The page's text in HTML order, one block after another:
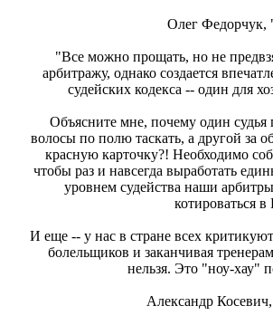
Олег Федорчук,
"Все можно прощать, но не
арбитражу, однако создается
судейских кодекса -- один для
Объясните мне, почему один судья
волосы по полю таскать, а другой за
красную карточку?! Необходимо
чтобы раз и навсегда выработать
уровнем судейства наши
котироваться
И еще -- у нас в стране всех
болельщиков и заканчивая
нельзя. Это "ноу-хау"
Александр